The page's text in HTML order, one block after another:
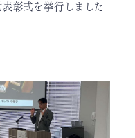
彰式を挙行しました